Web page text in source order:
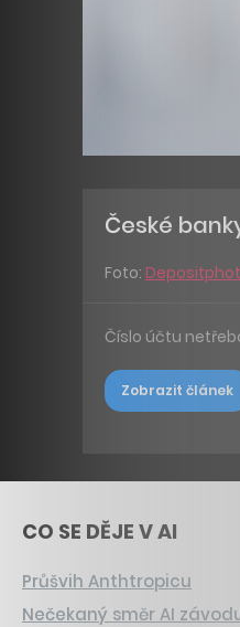
České
Foto:
Číslo účtu
Zobrazit článek
CO SE DĚJE V AI
Průšvih Anthtropicu
Nečekaný směr AI